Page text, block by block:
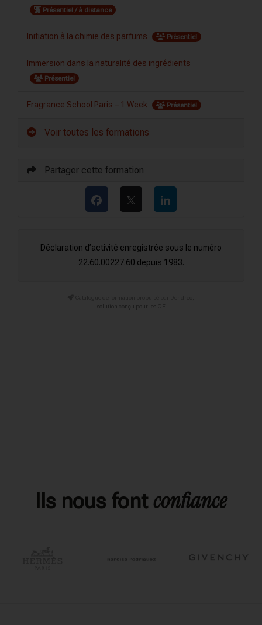
Présentiel / à distance
Initiation à la chimie des parfums Présentiel
Immersion dans la naturalité des ingrédients
Présentiel
Fragrance School Paris – 1 Week Présentiel
Voir toutes les formations
Partager cette formation
Déclaration d’activité enregistrée sous le numéro
22.60.00227.60 depuis 1983.
solution conçu pour les OF
Ils nous font confiance